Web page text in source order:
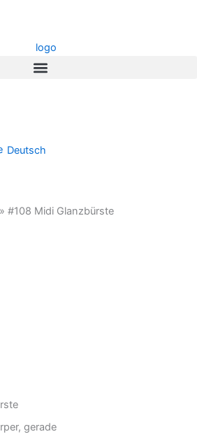
Deutsch
» #108 Midi Glanzbürste
gerade